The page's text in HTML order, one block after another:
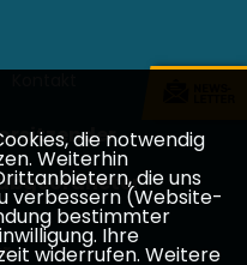
die notwendig
Weiterhin
die uns
verbessern (Website-
bestimmter
Ihre
widerrufen. Weitere